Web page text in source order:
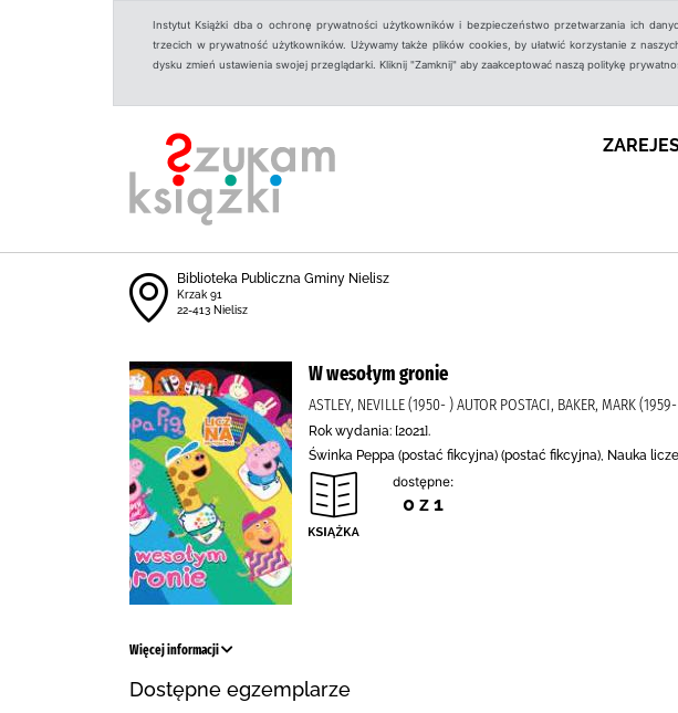
Instytut Książki dba o ochronę prywatności użytkowników i bezpieczeństwo przetwarzania ich
trzecich w prywatność użytkowników. Używamy także plików cookies, by ułatwić korzystanie z
dysku zmień ustawienia swojej przeglądarki. Kliknij "Zamknij" aby zaakceptować naszą politykę
Biblioteka Publiczna Gminy Nielisz
Krzak 91
22-413 Nielisz
W wesołym gronie
ASTLEY, NEVILLE (1950- ) AUTOR POSTACI, BAKER, MARK
Rok wydania: [2021].
Świnka Peppa (postać fikcyjna) (postać fikcyjna), Nauka
dostępne:
0 z 1
Więcej informacji
Dostępne egzemplarze